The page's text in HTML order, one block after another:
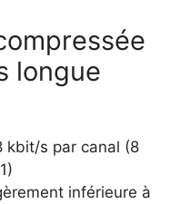
longue
kbit/s par canal (8
inférieure à